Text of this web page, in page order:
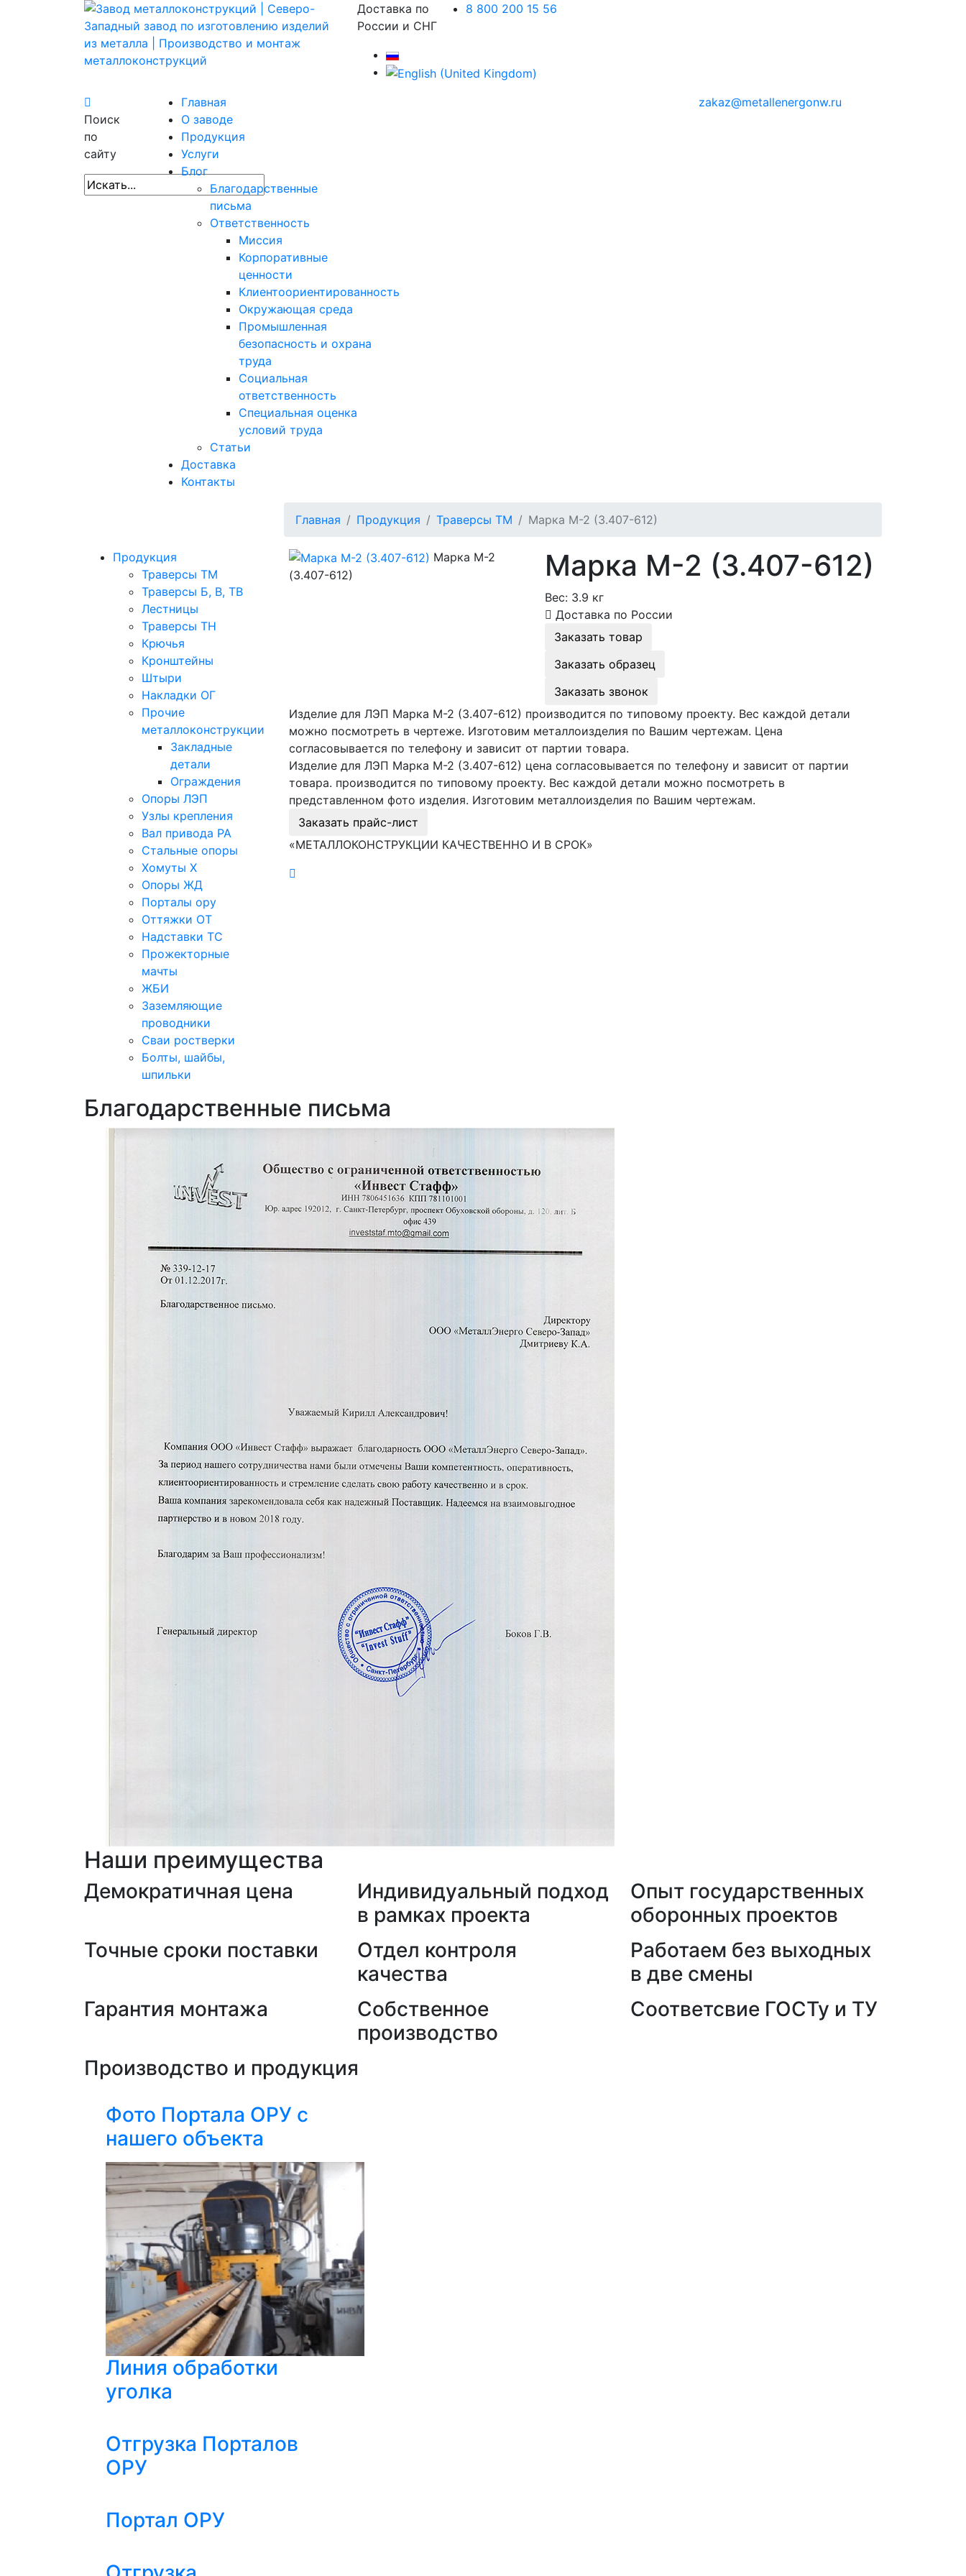
Доставка по
России и СНГ
8 800 200 15 56
Поиск
по
сайту
Главная
О заводе
Продукция
Услуги
Блог
Благодарственные
письма
Ответственность
Миссия
Корпоративные
ценности
Клиентоориентированность
Окружающая среда
Промышленная
безопасность и охрана
труда
Социальная
ответственность
Специальная оценка
условий труда
Статьи
Доставка
Контакты
zakaz@metallenergonw.ru
Главная Продукция Траверсы ТМ Марка М-2 (3.407-612)
Продукция
Траверсы ТМ
Траверсы Б, В, ТВ
Лестницы
Траверсы ТН
Крючья
Кронштейны
Штыри
Накладки ОГ
Прочие
металлоконструкции
Закладные
детали
Ограждения
Опоры ЛЭП
Узлы крепления
Вал привода РА
Стальные опоры
Хомуты Х
Опоры ЖД
Порталы ору
Оттяжки ОТ
Надставки ТС
Прожекторные
мачты
ЖБИ
Заземляющие
проводники
Сваи ростверки
Болты, шайбы,
шпильки
Марка М-2
(3.407-612)
Марка М-2 (3.407-612)
Вес: 3.9 кг
Доставка по России
Заказать товар
Заказать образец
Заказать звонок
Изделие для ЛЭП Марка М-2 (3.407-612) производится по типовому проекту. Вес каждой детали
можно посмотреть в чертеже. Изготовим металлоизделия по Вашим чертежам. Цена
согласовывается по телефону и зависит от партии товара.
Изделие для ЛЭП Марка М-2 (3.407-612) цена согласовывается по телефону и зависит от партии
товара. производится по типовому проекту. Вес каждой детали можно посмотреть в
представленном фото изделия. Изготовим металлоизделия по Вашим чертежам.
Заказать прайс-лист
«МЕТАЛЛОКОНСТРУКЦИИ КАЧЕСТВЕННО И В СРОК»
Благодарственные письма
Наши преимущества
Демократичная цена
Индивидуальный подход
в рамках проекта
Опыт государственных
оборонных проектов
Точные сроки поставки
Отдел контроля
качества
Работаем без выходных
в две смены
Гарантия монтажа
Собственное
производство
Соответсвие ГОСТу и ТУ
Производство и продукция
Фото Портала ОРУ с
нашего объекта
Линия обработки
уголка
Отгрузка Порталов
ОРУ
Портал ОРУ